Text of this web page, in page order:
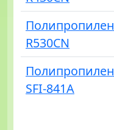
Полипропилен
R530CN
Полипропилен
SFI-841A